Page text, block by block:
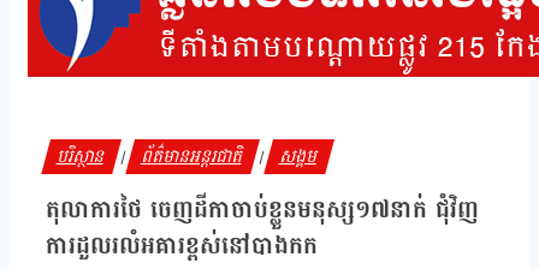
បរិស្ថាន | ព័ត៌មានអន្តរជាតិ | សង្គម
តុលាការថៃ ចេញដីកាចាប់ខ្លួនមនុស្ស១៧នាក់ ជុំវិញ
ការដួលរលំអគារខ្ពស់នៅបាងកក